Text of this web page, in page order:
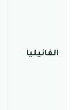
الفانيليا